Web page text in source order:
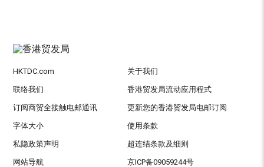
HKTDC.com 关于我们
联络我们 香港贸发局流动应用程式
订阅商贸全接触电邮通讯 更新您的香港贸发局电邮订阅
字体大小 使用条款
私隐政策声明 超连结条款及细则
网站导航 京ICP备09059244号